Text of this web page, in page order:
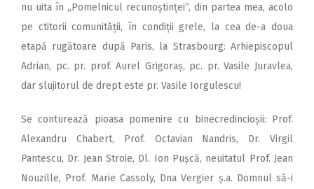
nu uita în „Pomelnicul recunoștinței”, din partea mea, acolo
pe ctitorii comunității, în condiții grele, la cea de-a doua
etapă rugătoare după Paris, la Strasbourg: Arhiepiscopul
Adrian, pc. pr. prof. Aurel Grigoraș, pc. pr. Vasile Juravlea,
dar slujitorul de drept este pr. Vasile Iorgulescu!
Se conturează pioasa pomenire cu binecredincioșii: Prof.
Alexandru Chabert, Prof. Octavian Nandris, Dr. Virgil
Pantescu, Dr. Jean Stroie, Dl. Ion Pușcă, neuitatul Prof. Jean
Nouzille, Prof. Marie Cassoly, Dna Vergier ș.a. Domnul să-i